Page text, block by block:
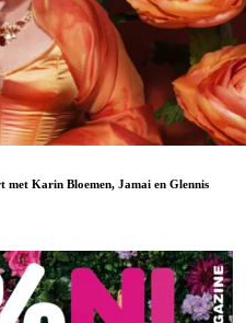
Karin Bloemen, Jamai en Glennis